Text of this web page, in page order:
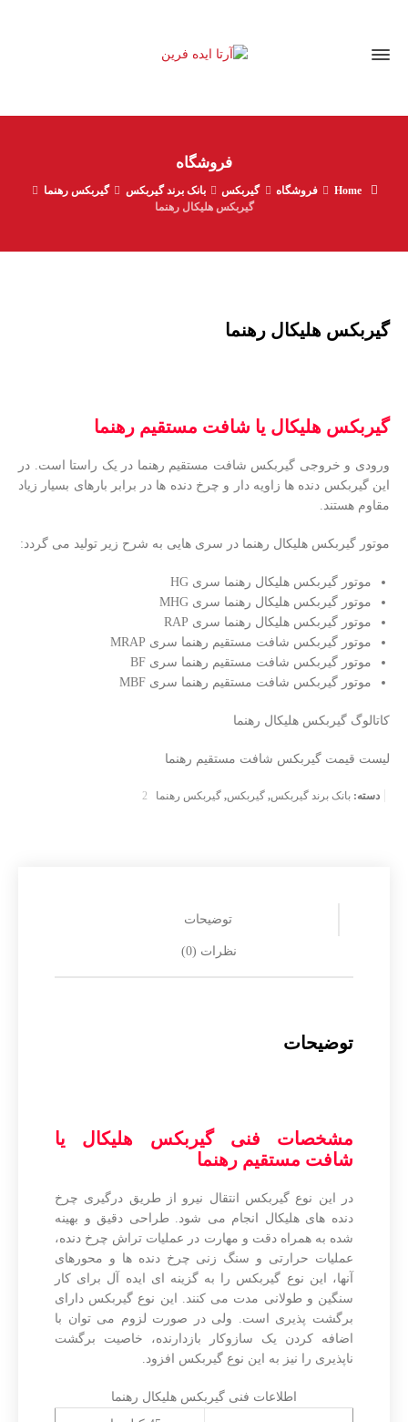
فروشگاه
Home فروشگاه گیربکس بانک برند گیربکس
گیربکس رهنما
گیربکس هلیکال رهنما
گیربکس هلیکال رهنما
گیربکس هلیکال یا شافت مستقیم رهنما
ورودی و خروجی گیربکس شافت مستقیم رهنما در یک راستا است. در
این گیربکس دنده ها زاویه دار و چرخ دنده ها در برابر بارهای بسیار زیاد
مقاوم هستند.
موتور گیربکس هلیکال رهنما در سری هایی به شرح زیر تولید می گردد:
موتور گیربکس هلیکال رهنما سری HG
موتور گیربکس هلیکال رهنما سری MHG
موتور گیربکس هلیکال رهنما سری RAP
موتور گیربکس شافت مستقیم رهنما سری MRAP
موتور گیربکس شافت مستقیم رهنما سری BF
موتور گیربکس شافت مستقیم رهنما سری MBF
کاتالوگ گیربکس هلیکال رهنما
لیست قیمت گیربکس شافت مستقیم رهنما
دسته: بانک برند گیربکس, گیربکس, گیربکس رهنما
توضیحات
نظرات (0)
توضیحات
مشخصات فنی گیربکس هلیکال یا
شافت مستقیم رهنما
در این نوع گیربکس انتقال نیرو از طریق درگیری چرخ
دنده های هلیکال انجام می شود. طراحی دقیق و بهینه
شده به همراه دقت و مهارت در عملیات تراش چرخ دنده،
عملیات حرارتی و سنگ زنی چرخ دنده ها و محورهای
آنها، این نوع گیربکس را به گزینه ای ایده آل برای کار
سنگین و طولانی مدت می کنند. این نوع گیربکس دارای
برگشت پذیری است. ولی در صورت لزوم می توان با
اضافه کردن یک سازوکار بازدارنده، خاصیت برگشت
ناپذیری را نیز به این نوع گیربکس افزود.
اطلاعات فنی گیربکس هلیکال رهنما